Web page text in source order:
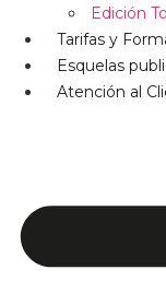
Edición
Tarifas y
Esquelas
Atención al